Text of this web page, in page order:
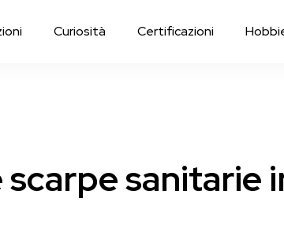
Curiosità Certificazioni
scarpe sanitarie